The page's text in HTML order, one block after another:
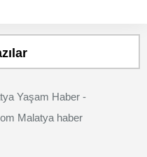
Yaşam Haber -
Malatya haber